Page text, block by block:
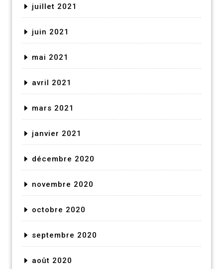
juillet 2021
juin 2021
mai 2021
avril 2021
mars 2021
janvier 2021
décembre 2020
novembre 2020
octobre 2020
septembre 2020
août 2020